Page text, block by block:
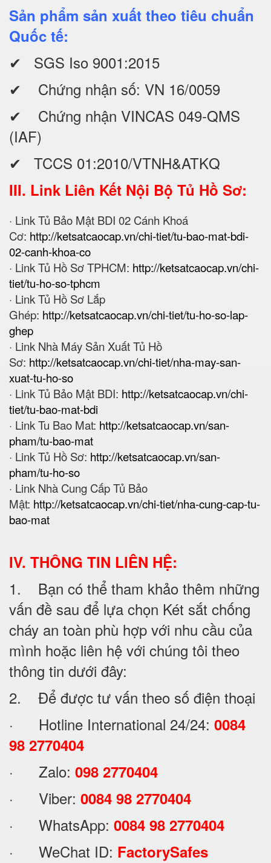
Sản phẩm sản xuất theo tiêu chuẩn
Quốc tế:
✔ SGS Iso 9001:2015
✔ Chứng nhận số: VN 16/0059
✔ Chứng nhận VINCAS 049-QMS
(IAF)
✔ TCCS 01:2010/VTNH&ATKQ
III. Link Liên Kết Nội Bộ Tủ Hồ Sơ:
· Link Tủ Bảo Mật BDI 02 Cánh Khoá
Cơ: http://ketsatcaocap.vn/chi-tiet/tu-bao-mat-bdi-
02-canh-khoa-co
· Link Tủ Hồ Sơ TPHCM: http://ketsatcaocap.vn/chi-
tiet/tu-ho-so-tphcm
· Link Tủ Hồ Sơ Lắp
Ghép: http://ketsatcaocap.vn/chi-tiet/tu-ho-so-lap-
ghep
· Link Nhà Máy Sản Xuất Tủ Hồ
Sơ: http://ketsatcaocap.vn/chi-tiet/nha-may-san-
xuat-tu-ho-so
· Link Tủ Bảo Mật BDI: http://ketsatcaocap.vn/chi-
tiet/tu-bao-mat-bdi
· Link Tu Bao Mat: http://ketsatcaocap.vn/san-
pham/tu-bao-mat
· Link Tủ Hồ Sơ: http://ketsatcaocap.vn/san-
pham/tu-ho-so
· Link Nhà Cung Cấp Tủ Bảo
Mật: http://ketsatcaocap.vn/chi-tiet/nha-cung-cap-tu-
bao-mat
IV. THÔNG TIN LIÊN HỆ:
1. Bạn có thể tham khảo thêm những
vấn đề sau để lựa chọn Két sắt chống
cháy an toàn phù hợp với nhu cầu của
mình hoặc liên hệ với chúng tôi theo
thông tin dưới đây:
2. Để được tư vấn theo số điện thoại
· Hotline International 24/24: 0084
98 2770404
· Zalo: 098 2770404
· Viber: 0084 98 2770404
· WhatsApp: 0084 98 2770404
· WeChat ID: FactorySafes